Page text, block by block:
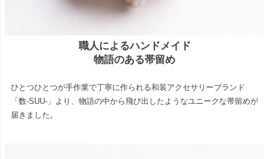
職人によるハンドメイド
物語のある帯留め
ひとつひとつが手作業で丁寧に作られる和装アクセサリーブランド
「数-SUU-」より、物語の中から飛び出したようなユニークな帯留めが
届きました。